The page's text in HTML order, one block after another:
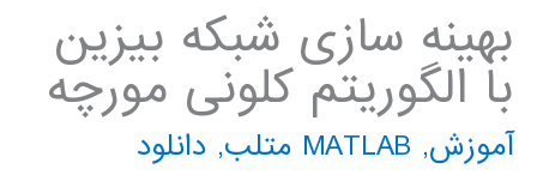
بهینه سازی شبکه بیزین
با الگوریتم کلونی مورچه
آموزش, MATLAB متلب , دانلود